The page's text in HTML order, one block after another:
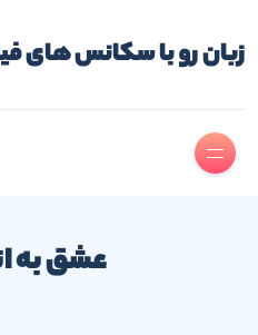
زبان رو با سکانس های
عشق به